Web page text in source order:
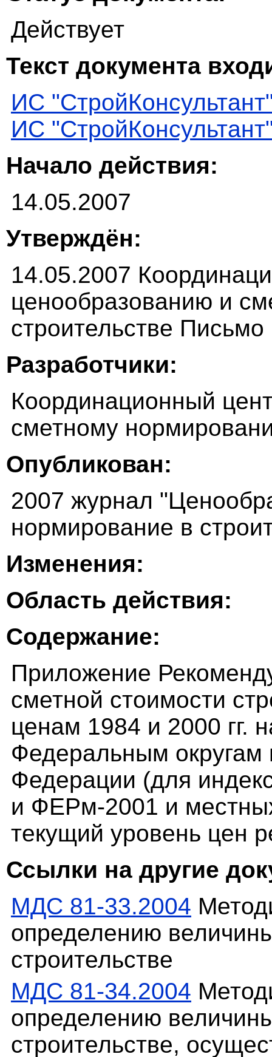
Действует
Текст документа
ИС
ИС
Начало действия:
14.05.2007
Утверждён:
14.05.2007
ценообразованию и
строительстве
Разработчики:
Координационный
сметному
Опубликован:
2007 журнал
нормирование в
Изменения:
Область действия:
Содержание:
Приложение
сметной стоимости
ценам 1984 и 2000 гг.
Федеральным округам
Федерации (для
и ФЕРм-2001 и
текущий уровень цен
Ссылки на другие
МДС 81-33.2004
определению
строительстве
МДС 81-34.2004
определению
строительстве,